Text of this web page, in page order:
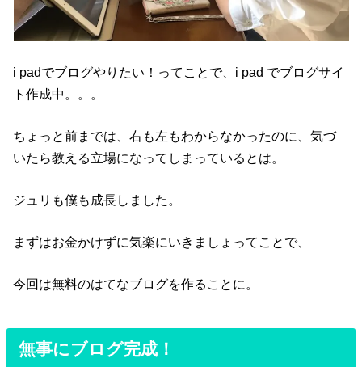
i padでブログやりたい！ってことで、i pad でブログサイ
ト作成中。。。
ちょっと前までは、右も左もわからなかったのに、気づ
いたら教える立場になってしまっているとは。
ジュリも僕も成長しました。
まずはお金かけずに気楽にいきましょってことで、
今回は無料のはてなブログを作ることに。
無事にブログ完成！